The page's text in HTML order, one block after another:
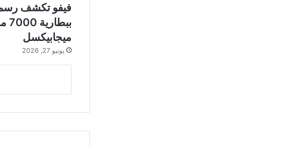
ميجابيكسل
يونيو 27, 2026